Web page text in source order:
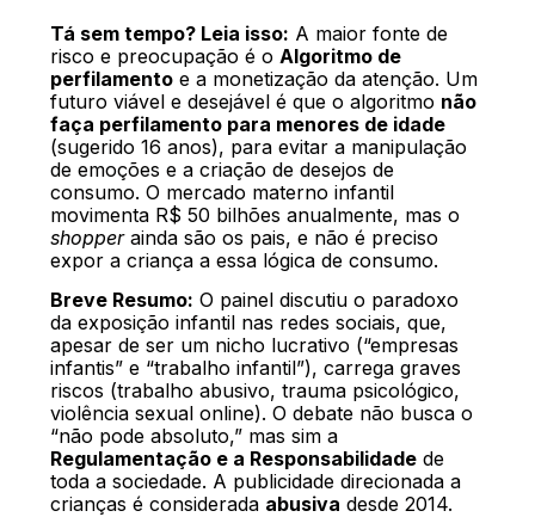
Tá sem tempo? Leia isso: A maior fonte de
risco e preocupação é o Algoritmo de
perfilamento e a monetização da atenção. Um
futuro viável e desejável é que o algoritmo não
faça perfilamento para menores de idade
(sugerido 16 anos), para evitar a manipulação
de emoções e a criação de desejos de
consumo. O mercado materno infantil
movimenta R$ 50 bilhões anualmente, mas o
shopperainda são os pais, e não é preciso
expor a criança a essa lógica de consumo.
Breve Resumo: O painel discutiu o paradoxo
da exposição infantil nas redes sociais, que,
apesar de ser um nicho lucrativo (“empresas
infantis” e “trabalho infantil”), carrega graves
riscos (trabalho abusivo, trauma psicológico,
violência sexual online). O debate não busca o
“não pode absoluto,” mas sim a
Regulamentação e a Responsabilidade de
toda a sociedade. A publicidade direcionada a
crianças é considerada abusiva desde 2014.